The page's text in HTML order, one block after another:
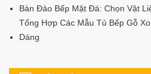
Bàn Đảo Bếp Mặt Đá: Chọn Vật
Tổng Hợp Các Mẫu Tủ Bếp Gỗ
Dáng